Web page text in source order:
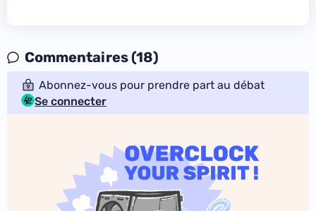
Commentaires (18)
Abonnez-vous pour prendre part au débat
Se connecter